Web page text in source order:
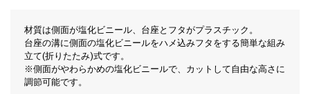
材質は側面が塩化ビニール、台座とフタがプラスチック。
台座の溝に側面の塩化ビニールをハメ込みフタをする簡単な組み
立て(折りたたみ)式です。
※側面がやわらかめの塩化ビニールで、カットして自由な高さに
調節可能です。